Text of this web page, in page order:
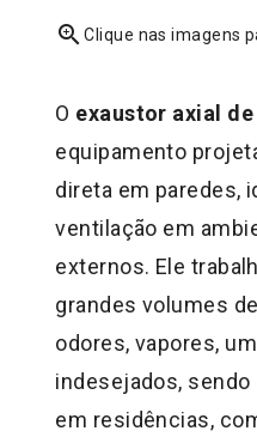
zoom_inClique nas imagens
O exaustor axial
equipamento
direta em paredes,
ventilação em
externos. Ele
grandes volumes
odores, vapores,
indesejados,
em residências,